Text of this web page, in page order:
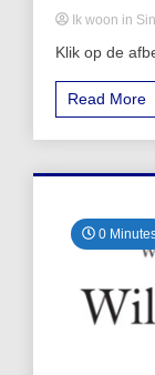
Ik woon in
Klik op de
Read More
0